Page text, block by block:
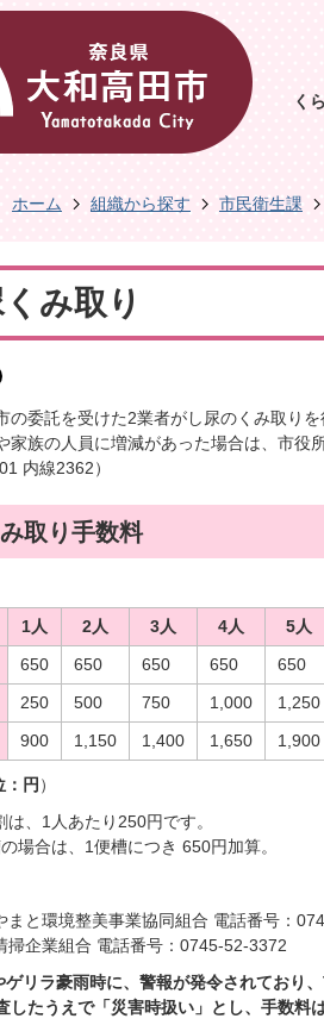
く
ホーム 組織から探す 市民衛生課
み取り
の委託を受けた2業者がし尿のくみ取り
家族の人員に増減があった場合は、市役
内線2362）
取り手数料
1人
2人 3人 4人 5人
650 650 650 650 650
250 500 750 1,000 1,250
900 1,150 1,400 1,650 1,900
：円 ）
は、1人あたり250円です。
場合は、1便槽につき 650円加算。
まと環境整美事業協同組合 電話番号：
掃企業組合 電話番号：0745-52-3372
ゲリラ豪雨時に、警報が発令されており
したうえで「災害時扱い」とし、手数料